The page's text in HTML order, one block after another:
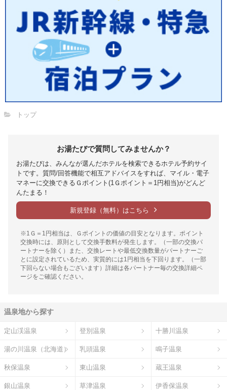
トップ
お湯たびで質問してみませんか？
お湯たびは、みんなが選んだホテルを検索できるホテル予約サイ
トです。質問/回答機能で相互アドバイスをすれば、マイル・電子
マネーに交換できるＧポイント(1Ｇポイント＝1円相当)がどんど
んたまる！
新規登録（無料）はこちら
※1Ｇ＝1円相当は、Ｇポイントの価値の目安となります。ポイント
交換時には、原則として交換手数料が発生します。（一部の交換パ
ートナーを除く）また、交換レートや最低交換数量がパートナーご
とに設定されているため、実質的には1円相当を下回ります。（一部
下回らない場合もございます）詳細は各パートナー毎の交換詳細ペ
ージをご確認ください。
温泉地から探す
定山渓温泉 登別温泉 十勝川温泉
湯の川温泉（北海道） 乳頭温泉 鳴子温泉
秋保温泉 東山温泉 蔵王温泉
銀山温泉 草津温泉 伊香保温泉